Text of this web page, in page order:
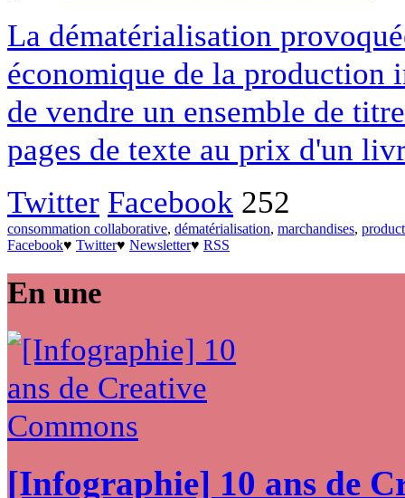
La dématérialisation
économique de la
de vendre un ensemble de
pages de texte au prix d'un
Twitter Facebook 252
consommation collaborative, dématérialisation, marchandises,
Facebook♥ Twitter♥ Newsletter♥ RSS
En une
[Infographie] 10 ans de